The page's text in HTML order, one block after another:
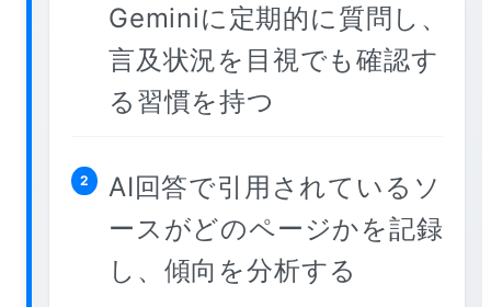
Geminiに定期的に質問し、
言及状況を目視でも確認す
る習慣を持つ
2
AI回答で引用されているソ
ースがどのページかを記録
し、傾向を分析する